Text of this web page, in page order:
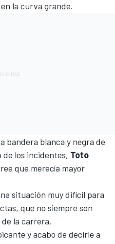
la curva grande.
bandera blanca y negra de
los incidentes, Toto
que merecía mayor
situación muy difícil para
que no siempre son
la carrera.
y acabo de decirle a